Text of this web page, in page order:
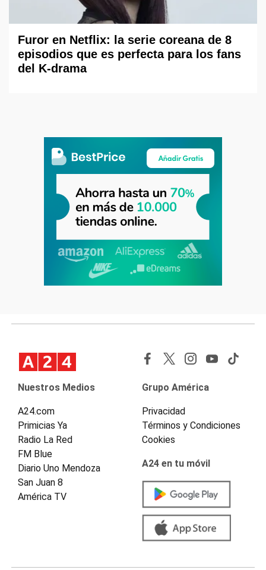
Furor en Netflix: la serie coreana de 8
episodios que es perfecta para los fans
del K-drama
Nuestros Medios
A24.com
Primicias Ya
Radio La Red
FM Blue
Diario Uno Mendoza
San Juan 8
América TV
Grupo América
Privacidad
Términos y Condiciones
Cookies
A24 en tu móvil